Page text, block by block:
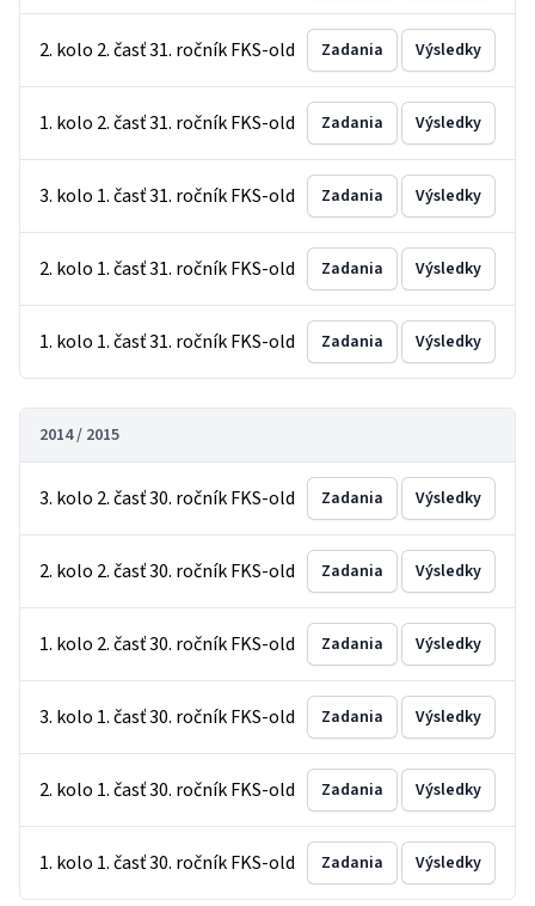
2. kolo 2. časť 31. ročník FKS-old Zadania Výsledky
1. kolo 2. časť 31. ročník FKS-old Zadania Výsledky
3. kolo 1. časť 31. ročník FKS-old Zadania Výsledky
2. kolo 1. časť 31. ročník FKS-old Zadania Výsledky
1. kolo 1. časť 31. ročník FKS-old Zadania Výsledky
2014 / 2015
3. kolo 2. časť 30. ročník FKS-old Zadania Výsledky
2. kolo 2. časť 30. ročník FKS-old Zadania Výsledky
1. kolo 2. časť 30. ročník FKS-old Zadania Výsledky
3. kolo 1. časť 30. ročník FKS-old Zadania Výsledky
2. kolo 1. časť 30. ročník FKS-old Zadania Výsledky
1. kolo 1. časť 30. ročník FKS-old Zadania Výsledky